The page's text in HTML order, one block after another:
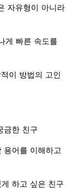
자유형이 아니라
게 빠른 속도를
이 방법의 고인
금한 친구
용어를 이해하고
하고 싶은 친구